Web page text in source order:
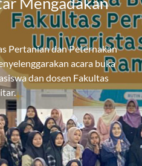
Pertanian dan Peternakan
acara buka
dan dosen Fakultas